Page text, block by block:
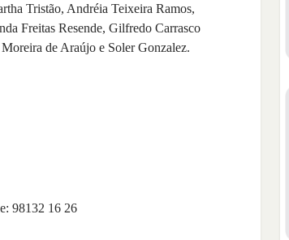
Tristão, Andréia Teixeira Ramos,
Freitas Resende, Gilfredo Carrasco
de Araújo e Soler Gonzalez.
98132 16 26